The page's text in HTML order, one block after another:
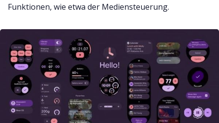
Funktionen, wie etwa der Mediensteuerung.